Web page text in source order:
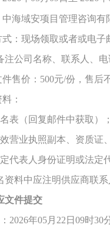
中海域安项目管理咨询有
式：现场领取或者或电
注公司名称、联系人、电
售价：500元/份，售后
：
表（回复邮件中获取）；
营业执照副本、资质证
代表人身份证明或法定
资料中应注明供应商联
文件提交
2026年05月 22 日 09时30